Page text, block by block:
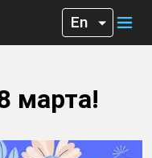
марта!